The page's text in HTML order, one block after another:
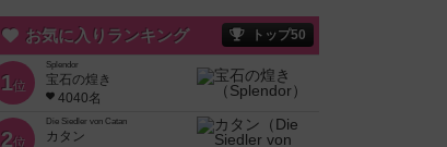
お気に入りランキング トップ50
1位
Splendor
宝石の煌き
4040名
2位
Die Siedler von Catan
カタン